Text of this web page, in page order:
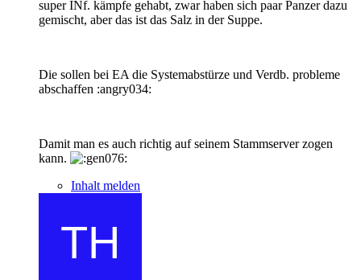
super INf. kämpfe gehabt, zwar haben sich paar Panzer dazu
gemischt, aber das ist das Salz in der Suppe.
Die sollen bei EA die Systemabstürze und Verdb. probleme
abschaffen :angry034:
Damit man es auch richtig auf seinem Stammserver zogen
kann.
Inhalt melden